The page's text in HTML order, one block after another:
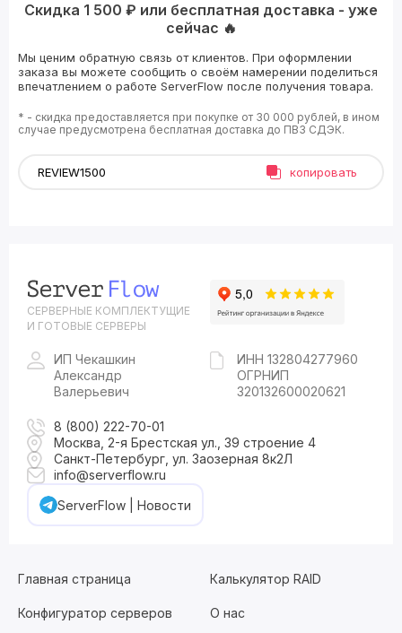
Скидка 1 500 ₽ или бесплатная доставка - уже
сейчас 🔥
Мы ценим обратную связь от клиентов. При оформлении
заказа вы можете сообщить о своём намерении поделиться
впечатлением о работе ServerFlow после получения товара.
* - скидка предоставляется при покупке от 30 000 рублей, в ином
случае предусмотрена бесплатная доставка до ПВЗ СДЭК.
копировать
СЕРВЕРНЫЕ КОМПЛЕКТУЩИЕ
И ГОТОВЫЕ СЕРВЕРЫ
ИП Чекашкин
Александр
Валерьевич
ИНН 132804277960
ОГРНИП
320132600020621
8 (800) 222-70-01
Москва, 2-я Брестская ул., 39 строение 4
Санкт-Петербург, ул. Заозерная 8к2Л
info@serverflow.ru
ServerFlow | Новости
Главная страница Калькулятор RAID
Конфигуратор серверов О нас